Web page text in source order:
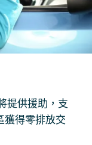
提供援助，支
獲得零排放交